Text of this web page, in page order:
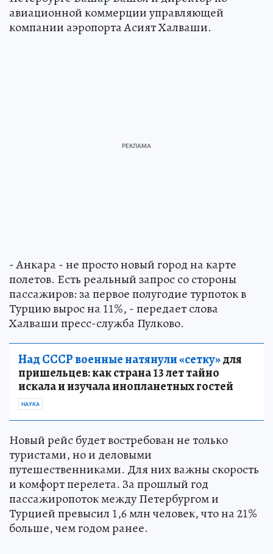
авиационной коммерции управляющей
компании аэропорта Асият Халваши.
- Анкара - не просто новый город на карте
полетов. Есть реальный запрос со стороны
пассажиров: за первое полугодие турпоток в
Турцию вырос на 11%, - передает слова
Халваши пресс-служба Пулково.
Над СССР военные натянули «сетку»для
пришельцев: как страна 13 лет тайно
искала и изучала инопланетных гостей
НАУКА
Новый рейс будет востребован не только
туристами, но и деловыми
путешественниками. Для них важны скорость
и комфорт перелета. За прошлый год
пассажиропоток между Петербургом и
Турцией превысил 1,6 млн человек, что на 21%
больше, чем годом ранее.